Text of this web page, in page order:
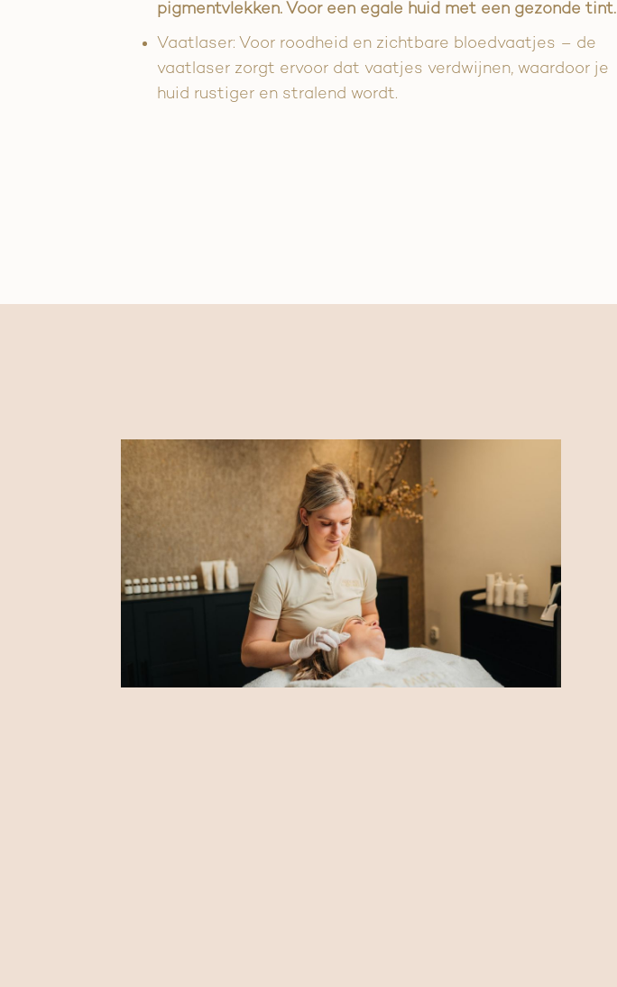
pigmentvlekken. Voor een egale huid met een gezonde tint.
Vaatlaser: Voor roodheid en zichtbare bloedvaatjes – de
vaatlaser zorgt ervoor dat vaatjes verdwijnen, waardoor je
huid rustiger en stralend wordt.